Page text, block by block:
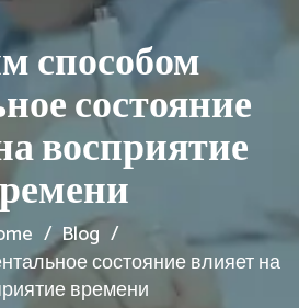
способом
состояние
восприятие
Blog
состояние влияет на
времени